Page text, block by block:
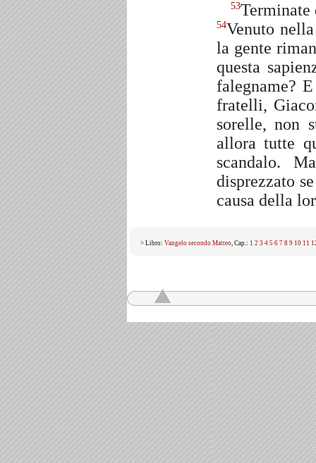
53Terminate
54Venuto
la gente
questa
falegname?
fratelli,
sorelle, non
allora tutte
scandalo.
disprezzato
causa della
> Libro: Vangelo secondo Matteo, Cap.: 1 2 3 4 5 6 7 8 9 10 11